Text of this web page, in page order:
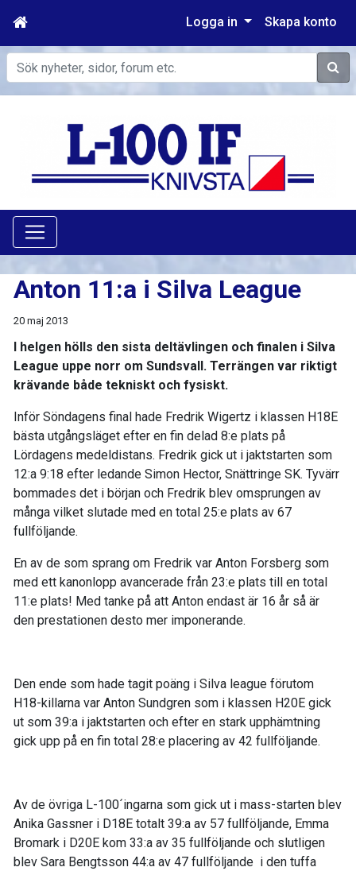
Logga in Skapa konto
Sök
Anton 11:a i Silva League
20 maj 2013
I helgen hölls den sista deltävlingen och finalen i Silva
League uppe norr om Sundsvall. Terrängen var riktigt
krävande både tekniskt och fysiskt.
Inför Söndagens final hade Fredrik Wigertz i klassen H18E
bästa utgångsläget efter en fin delad 8:e plats på
Lördagens medeldistans. Fredrik gick ut i jaktstarten som
12:a 9:18 efter ledande Simon Hector, Snättringe SK. Tyvärr
bommades det i början och Fredrik blev omsprungen av
många vilket slutade med en total 25:e plats av 67
fullföljande.
En av de som sprang om Fredrik var Anton Forsberg som
med ett kanonlopp avancerade från 23:e plats till en total
11:e plats! Med tanke på att Anton endast är 16 år så är
den prestationen desto mer imponerande.
Den ende som hade tagit poäng i Silva league förutom
H18-killarna var Anton Sundgren som i klassen H20E gick
ut som 39:a i jaktstarten och efter en stark upphämtning
gick upp på en fin total 28:e placering av 42 fullföljande.
Av de övriga L-100´ingarna som gick ut i mass-starten blev
Anika Gassner i D18E totalt 39:a av 57 fullföljande, Emma
Bromark i D20E kom 33:a av 35 fullföljande och slutligen
blev Sara Bengtsson 44:a av 47 fullföljande i den tuffa